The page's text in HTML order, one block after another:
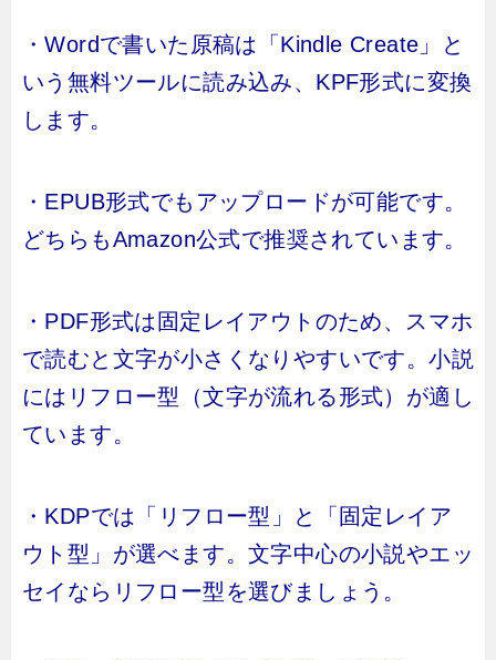
・Wordで書いた原稿は「Kindle Create」と
いう無料ツールに読み込み、KPF形式に変換
します。
・EPUB形式でもアップロードが可能です。
どちらもAmazon公式で推奨されています。
・PDF形式は固定レイアウトのため、スマホ
で読むと文字が小さくなりやすいです。小説
にはリフロー型（文字が流れる形式）が適し
ています。
・KDPでは「リフロー型」と「固定レイア
ウト型」が選べます。文字中心の小説やエッ
セイならリフロー型を選びましょう。